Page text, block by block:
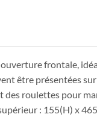
frontale,
être présentées
des roulettes pour
: 155(H) x